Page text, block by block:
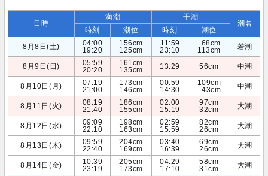
日時
満潮 干潮
潮名
時刻 潮位 時刻
潮位
8月8日(土)
04:00
19:20
156cm
125cm
11:59
23:10
68cm
113cm
若潮
8月9日(日)
05:59
20:20
161cm
135cm
13:29 56cm 中潮
8月10日(月)
07:19
21:00
173cm
146cm
00:59
14:30
109cm
43cm
中潮
8月11日(火)
08:19
21:40
186cm
155cm
02:00
15:19
97cm
32cm
大潮
8月12日(水)
09:09
22:10
198cm
163cm
02:59
15:59
82cm
26cm
大潮
8月13日(木)
09:59
22:40
204cm
169cm
03:40
16:39
69cm
26cm
大潮
8月14日(金)
10:39
23:19
205cm
173cm
04:29
17:10
58cm
31cm
大潮